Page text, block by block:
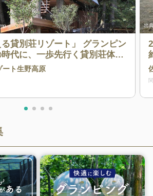
る貸別荘リゾート」 グランピン
代に、一歩先行く貸別荘体験
ート生野高原
出